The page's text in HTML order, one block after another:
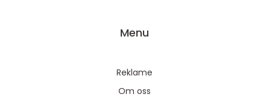
Menu
Reklame
Om oss